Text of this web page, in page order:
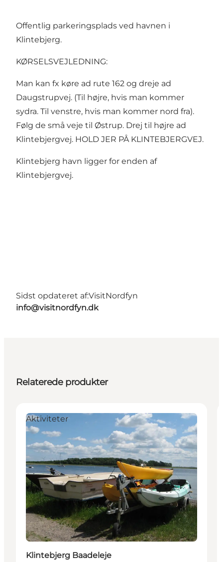
Offentlig parkeringsplads ved havnen i
Klintebjerg.
KØRSELSVEJLEDNING:
Man kan fx køre ad rute 162 og dreje ad
Daugstrupvej. (Til højre, hvis man kommer
sydra. Til venstre, hvis man kommer nord fra).
Følg de små veje til Østrup. Drej til højre ad
Klintebjergvej. HOLD JER PÅ KLINTEBJERGVEJ.
Klintebjerg havn ligger for enden af
Klintebjergvej.
Sidst opdateret af:VisitNordfyn
info@visitnordfyn.dk
Relaterede produkter
Aktiviteter
Klintebjerg Baadeleje